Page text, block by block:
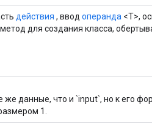
действия , ввод операнда <T>,
для создания класса,
же данные, что и `input`, но к его
1.